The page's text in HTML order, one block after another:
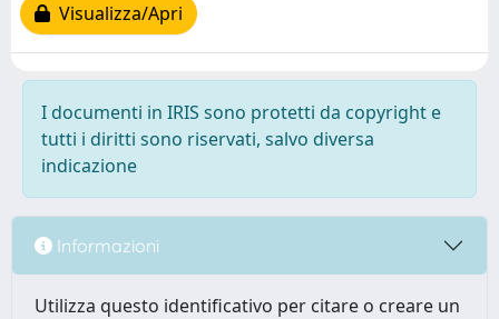
Visualizza/Apri
I documenti in IRIS sono protetti da copyright e
tutti i diritti sono riservati, salvo diversa
indicazione
Informazioni
Utilizza questo identificativo per citare o creare un